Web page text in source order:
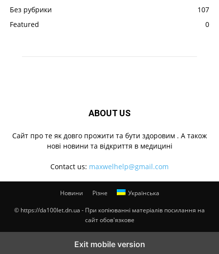
Без рубрики
107
Featured
0
ABOUT US
Cайт про те як довго прожити та бути здоровим . А також
нові новини та відкриття в медицині
Contact us: maxwelhelp@gmail.com
Новини Різне Українська
© https://da100let.dn.ua - При копіюванні матеріалів посилання на
сайт обов'язкове
Exit mobile version